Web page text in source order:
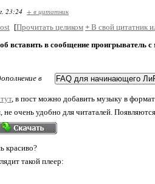
23:24 + в цитатник
[Прочитать целиком + В свой цитатник
вставить в сообщение проигрыватель
в
, в пост можно добавить музыку в
не очень удобно для читаталей.
красиво?
такой плеер: